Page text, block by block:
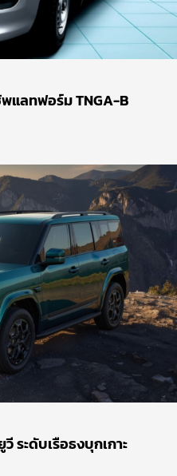
แลทฟอร์ม TNGA-B
ระดับเรือธงบุกเกาะ